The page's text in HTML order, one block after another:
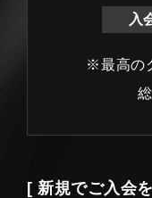
入
※最高の
[ 新規でご入会